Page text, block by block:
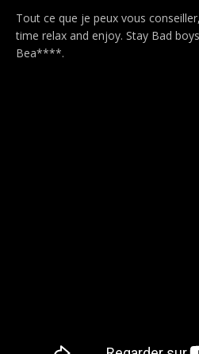
Tout ce que je peux vous
time relax and enjoy. Stay Bad
Bea****.